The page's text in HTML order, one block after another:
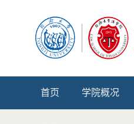
首页 学院概况